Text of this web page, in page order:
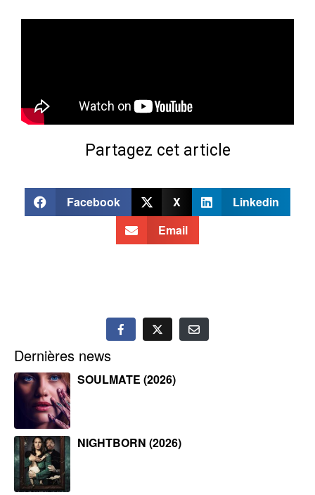
Partagez cet article
Facebook X
Linkedin
Email
Dernières news
SOULMATE (2026)
NIGHTBORN (2026)